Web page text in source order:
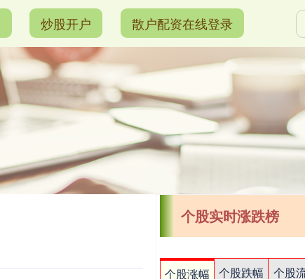
炒股开户 散户配资在线登录
个股实时涨跌榜
个股涨幅 个股跌幅 个股